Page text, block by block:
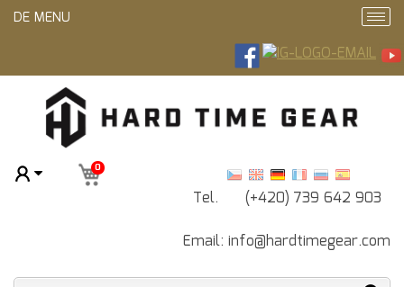
Tel. (+420) 739 642 903
Email: info@hardtimegear.com
0
DE MENU